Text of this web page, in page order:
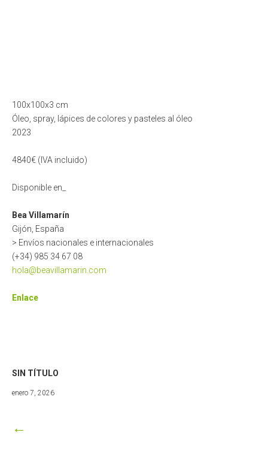
100x100x3 cm
Óleo, spray, lápices de colores y pasteles al óleo
2023
4840€ (IVA incluido)
Disponible en_
Bea Villamarín
Gijón, España
> Envíos nacionales e internacionales
(+34) 985 34 67 08
hola@beavillamarin.com
Enlace
SIN TÍTULO
enero 7, 2026marzo
←